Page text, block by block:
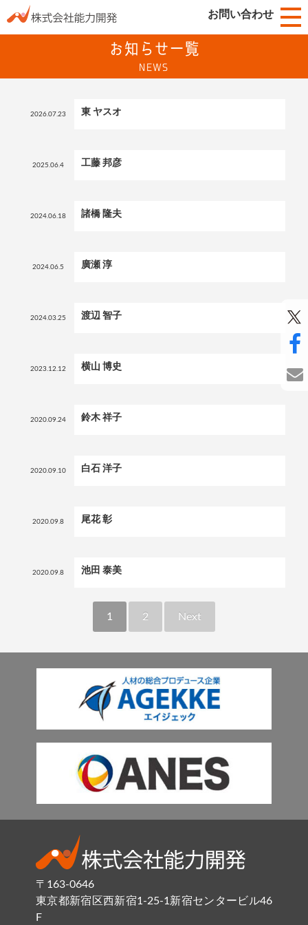
お問い合わせ
お知らせ一覧
NEWS
2026.07.23 東 ヤスオ
2025.06.4 工藤 邦彦
2024.06.18 諸橋 隆夫
2024.06.5 廣瀬 淳
2024.03.25 渡辺 智子
2023.12.12 横山 博史
2020.09.24 鈴木 祥子
2020.09.10 白石 洋子
2020.09.8 尾花 彰
2020.09.8 池田 泰美
1 2 Next
〒163-0646
東京都新宿区西新宿1-25-1新宿センタービル46
F